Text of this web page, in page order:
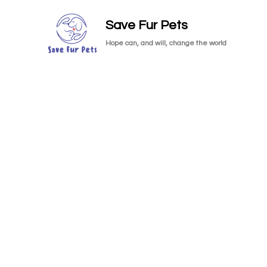
Save Fur Pets
Hope can, and will, change the world